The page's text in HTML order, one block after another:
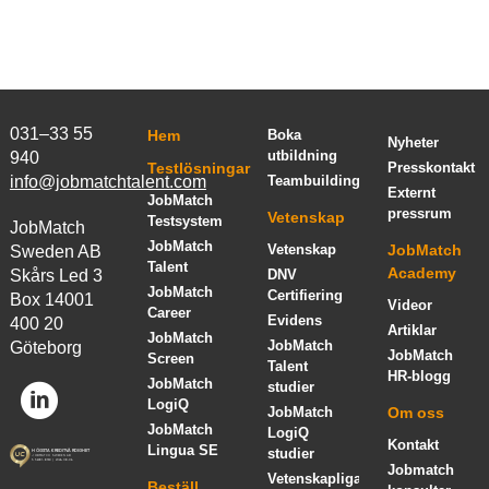
031–33 55
940
info@jobmatchtalent.com
JobMatch
Sweden AB
Skårs Led 3
Box 14001
400 20
Göteborg
Hem
Testlösningar
JobMatch
Testsystem
JobMatch
Talent
JobMatch
Career
JobMatch
Screen
JobMatch
LogiQ
JobMatch
Lingua SE
Boka
utbildning
Teambuilding
Vetenskap
Vetenskap
DNV
Certifiering
Evidens
JobMatch
Talent
studier
JobMatch
LogiQ
studier
Vetenskapliga
Nyheter
Presskontakt
Externt
pressrum
JobMatch
Academy
Videor
Artiklar
JobMatch
HR-blogg
Om oss
Kontakt
Jobmatch